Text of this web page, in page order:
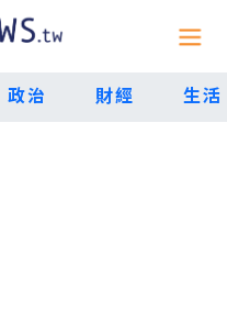
政治 財經 生活